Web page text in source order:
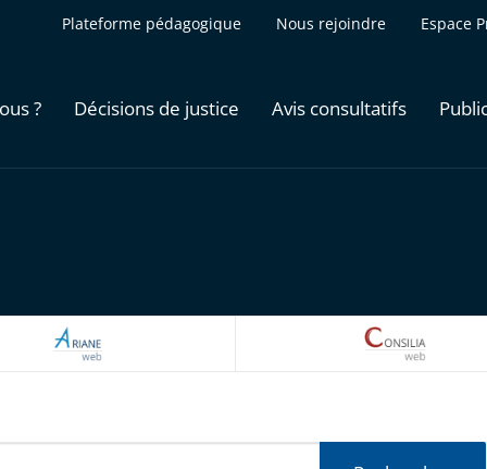
Plateforme pédagogique Nous rejoindre Espace
? Décisions de justice Avis consultatifs
ARIANEWEB